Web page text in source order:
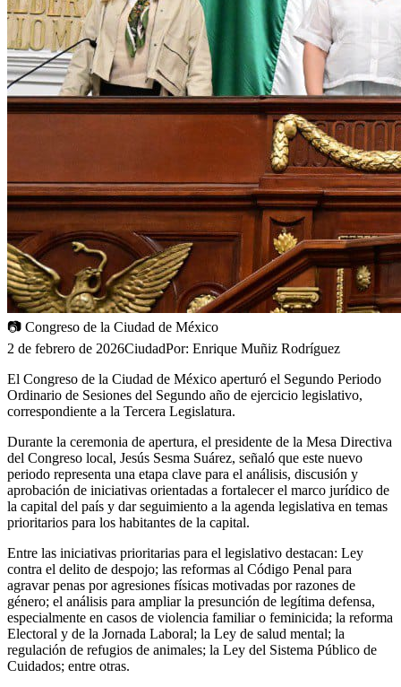
📷 Congreso de la Ciudad de México
2 de febrero de 2026CiudadPor: Enrique Muñiz Rodríguez
El Congreso de la Ciudad de México aperturó el Segundo Periodo
Ordinario de Sesiones del Segundo año de ejercicio legislativo,
correspondiente a la Tercera Legislatura.
Durante la ceremonia de apertura, el presidente de la Mesa Directiva
del Congreso local, Jesús Sesma Suárez, señaló que este nuevo
periodo representa una etapa clave para el análisis, discusión y
aprobación de iniciativas orientadas a fortalecer el marco jurídico de
la capital del país y dar seguimiento a la agenda legislativa en temas
prioritarios para los habitantes de la capital.
Entre las iniciativas prioritarias para el legislativo destacan: Ley
contra el delito de despojo; las reformas al Código Penal para
agravar penas por agresiones físicas motivadas por razones de
género; el análisis para ampliar la presunción de legítima defensa,
especialmente en casos de violencia familiar o feminicida; la reforma
Electoral y de la Jornada Laboral; la Ley de salud mental; la
regulación de refugios de animales; la Ley del Sistema Público de
Cuidados; entre otras.